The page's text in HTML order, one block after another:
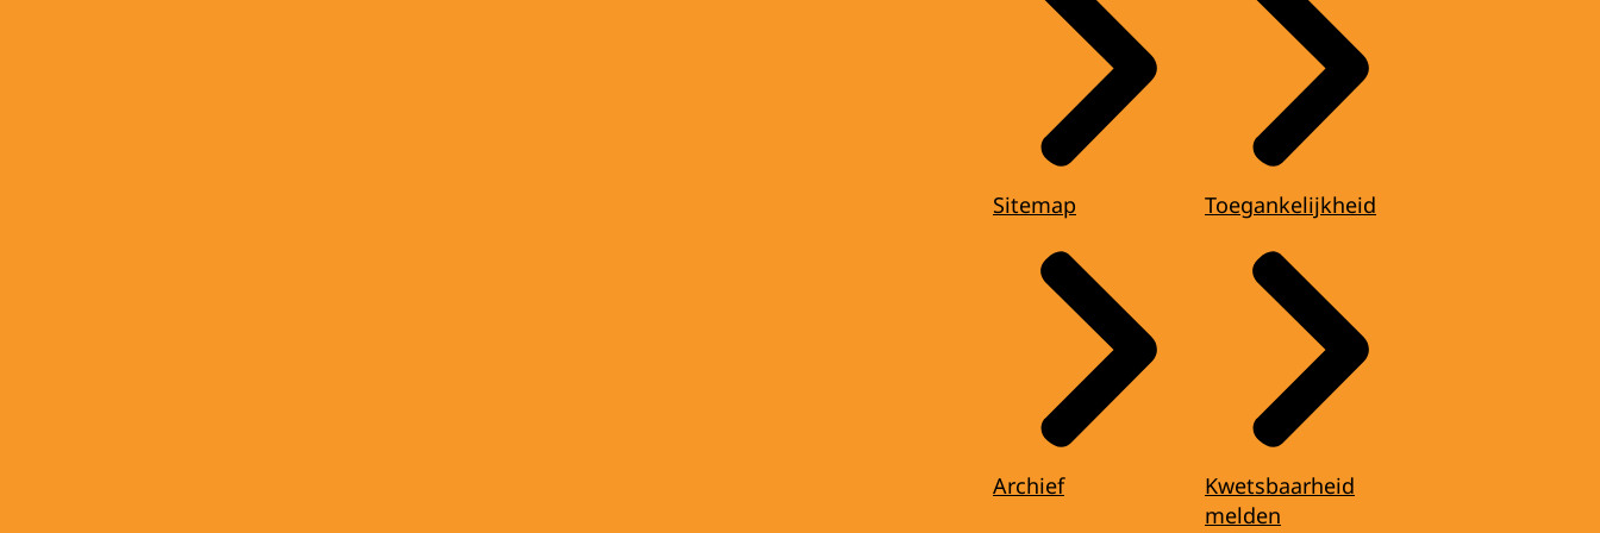
Sitemap
Archief
Toegankelijkheid
Kwetsbaarheid
melden